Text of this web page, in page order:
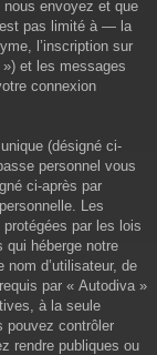
envoyez et que
pas limité à — la
l’inscription sur
et les messages
connexion
(désigné ci-
personnel vous
ci-après par
Les
par les lois
qui héberge notre
d’utilisateur, de
par « Autodiva »
à la seule
pouvez contrôler
rendre publiques ou